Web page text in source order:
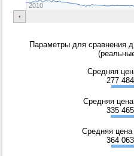
2010
Параметры для сравнения
Средняя
277 484
Средняя
335 465
Средняя
364 063